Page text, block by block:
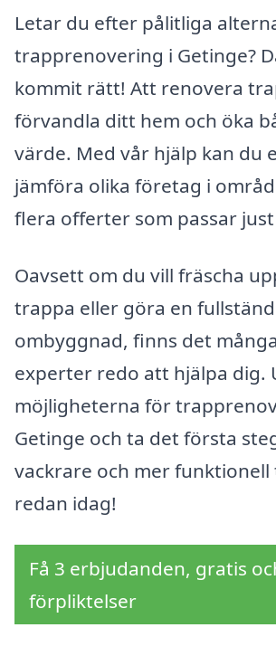
Letar du efter pålitliga
trapprenovering i Getinge?
kommit rätt! Att renovera
förvandla ditt hem och öka
värde. Med vår hjälp kan du
jämföra olika företag i
flera offerter som passar
Oavsett om du vill fräscha
trappa eller göra en
ombyggnad, finns det
experter redo att hjälpa dig.
möjligheterna för
Getinge och ta det första
vackrare och mer funktionell
redan idag!
Få 3 erbjudanden, gratis
förpliktelser